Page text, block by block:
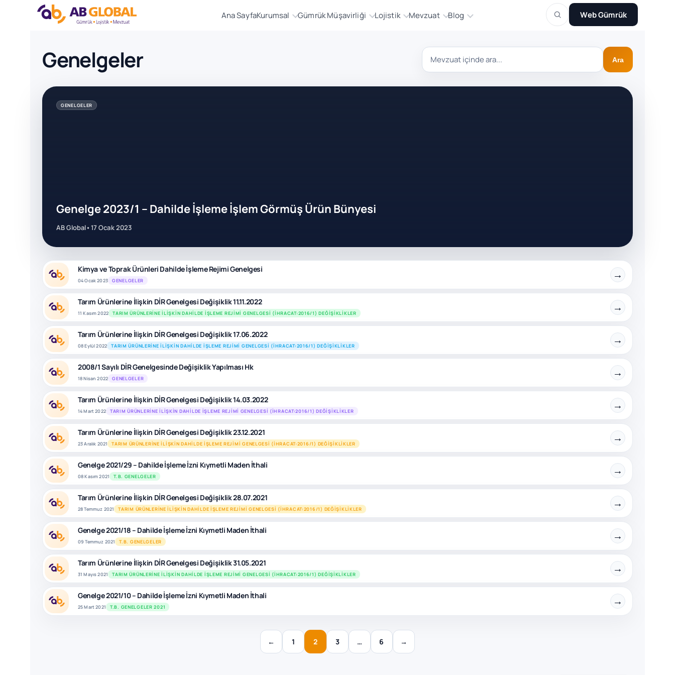
Ana SayfaKurumsal Gümrük Müşavirliği Lojistik Mevzuat Blog Web Gümrük
Genelgeler Ara
GENELGELER
Genelge 2023/1 – Dahilde İşleme İşlem Görmüş Ürün Bünyesi
AB Global• 17 Ocak 2023
Kimya ve Toprak Ürünleri Dahilde İşleme Rejimi Genelgesi
04 Ocak 2023 GENELGELER →
Tarım Ürünlerine İlişkin DİR Genelgesi Değişiklik 11.11.2022
11 Kasım 2022 TARIM ÜRÜNLERINE İLIŞKIN DAHILDE İŞLEME REJIMI GENELGESI (İHRACAT:2016/1) DEĞIŞIKLIKLER →
Tarım Ürünlerine İlişkin DİR Genelgesi Değişiklik 17.06.2022
08 Eylül 2022 TARIM ÜRÜNLERINE İLIŞKIN DAHILDE İŞLEME REJIMI GENELGESI (İHRACAT:2016/1) DEĞIŞIKLIKLER →
2008/1 Sayılı DİR Genelgesinde Değişiklik Yapılması Hk
18 Nisan 2022 GENELGELER →
Tarım Ürünlerine İlişkin DİR Genelgesi Değişiklik 14.03.2022
14 Mart 2022 TARIM ÜRÜNLERINE İLIŞKIN DAHILDE İŞLEME REJIMI GENELGESI (İHRACAT:2016/1) DEĞIŞIKLIKLER →
Tarım Ürünlerine İlişkin DİR Genelgesi Değişiklik 23.12.2021
23 Aralık 2021 TARIM ÜRÜNLERINE İLIŞKIN DAHILDE İŞLEME REJIMI GENELGESI (İHRACAT:2016/1) DEĞIŞIKLIKLER →
Genelge 2021/29 – Dahilde İşleme İzni Kıymetli Maden İthali
08 Kasım 2021 T.B. GENELGELER →
Tarım Ürünlerine İlişkin DİR Genelgesi Değişiklik 28.07.2021
28 Temmuz 2021 TARIM ÜRÜNLERINE İLIŞKIN DAHILDE İŞLEME REJIMI GENELGESI (İHRACAT:2016/1) DEĞIŞIKLIKLER →
Genelge 2021/18 – Dahilde İşleme İzni Kıymetli Maden İthali
09 Temmuz 2021 T.B. GENELGELER →
Tarım Ürünlerine İlişkin DİR Genelgesi Değişiklik 31.05.2021
31 Mayıs 2021 TARIM ÜRÜNLERINE İLIŞKIN DAHILDE İŞLEME REJIMI GENELGESI (İHRACAT:2016/1) DEĞIŞIKLIKLER →
Genelge 2021/10 – Dahilde İşleme İzni Kıymetli Maden İthali
25 Mart 2021 T.B. GENELGELER 2021 →
← 1 2 3 … 6 →